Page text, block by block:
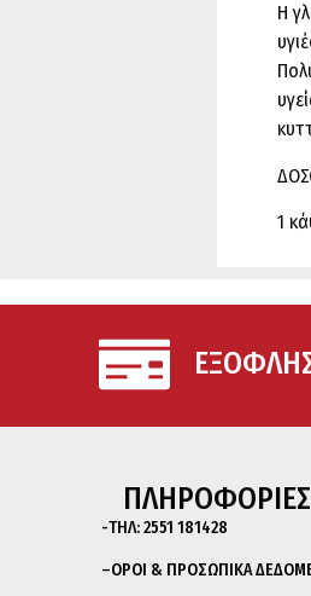
Η
1
ΠΛΗΡΟΦΟΡΙΕΣ
-ΤΗΛ:2551 181428
–ΟΡΟΙ & ΠΡΟΣΩΠΙΚΑ